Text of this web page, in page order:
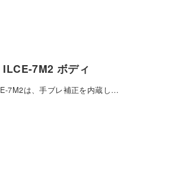
7M2 ボディ
7M2は、手ブレ補正を内蔵し…